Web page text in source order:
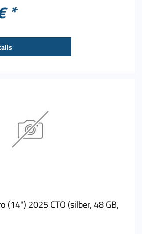
*
(14") 2025 CTO (silber, 48 GB,